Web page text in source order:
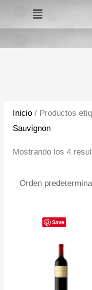
Menú
Inicio / Productos
Sauvignon
Mostrando los 4
Save